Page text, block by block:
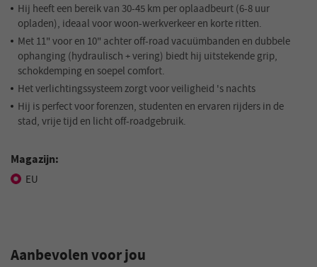
Hij heeft een bereik van 30-45 km per oplaadbeurt (6-8 uur
opladen), ideaal voor woon-werkverkeer en korte ritten.
Met 11" voor en 10" achter off-road vacuümbanden en dubbele
ophanging (hydraulisch + vering) biedt hij uitstekende grip,
schokdemping en soepel comfort.
Het verlichtingssysteem zorgt voor veiligheid 's nachts
Hij is perfect voor forenzen, studenten en ervaren rijders in de
stad, vrije tijd en licht off-roadgebruik.
Magazijn:
EU
Aanbevolen voor jou